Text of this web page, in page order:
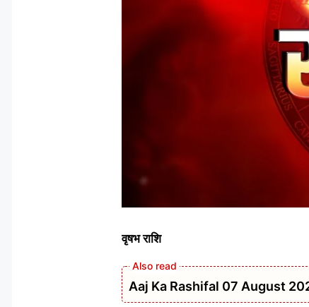
वृषभ राशि
Aaj Ka Rashifal 07 August 2026: